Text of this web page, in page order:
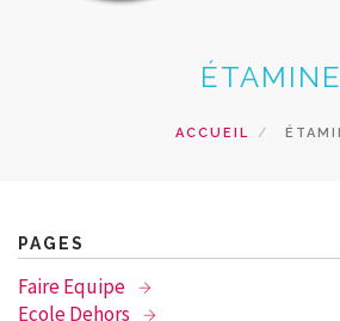
GERER SA COOPERATIVE
RECHERCHER
ÉTAMINE
ACCUEIL
PAGES
Faire Equipe
Ecole Dehors